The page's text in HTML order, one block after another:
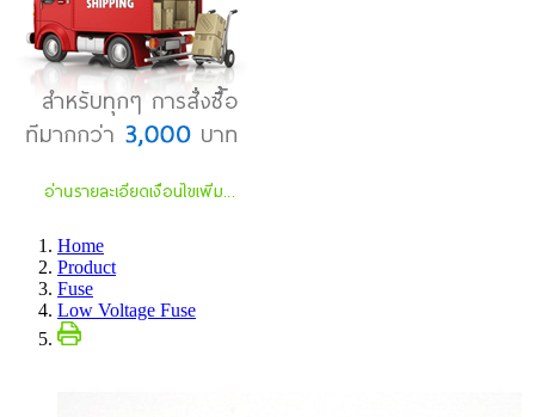
Home
Product
Fuse
Low Voltage Fuse